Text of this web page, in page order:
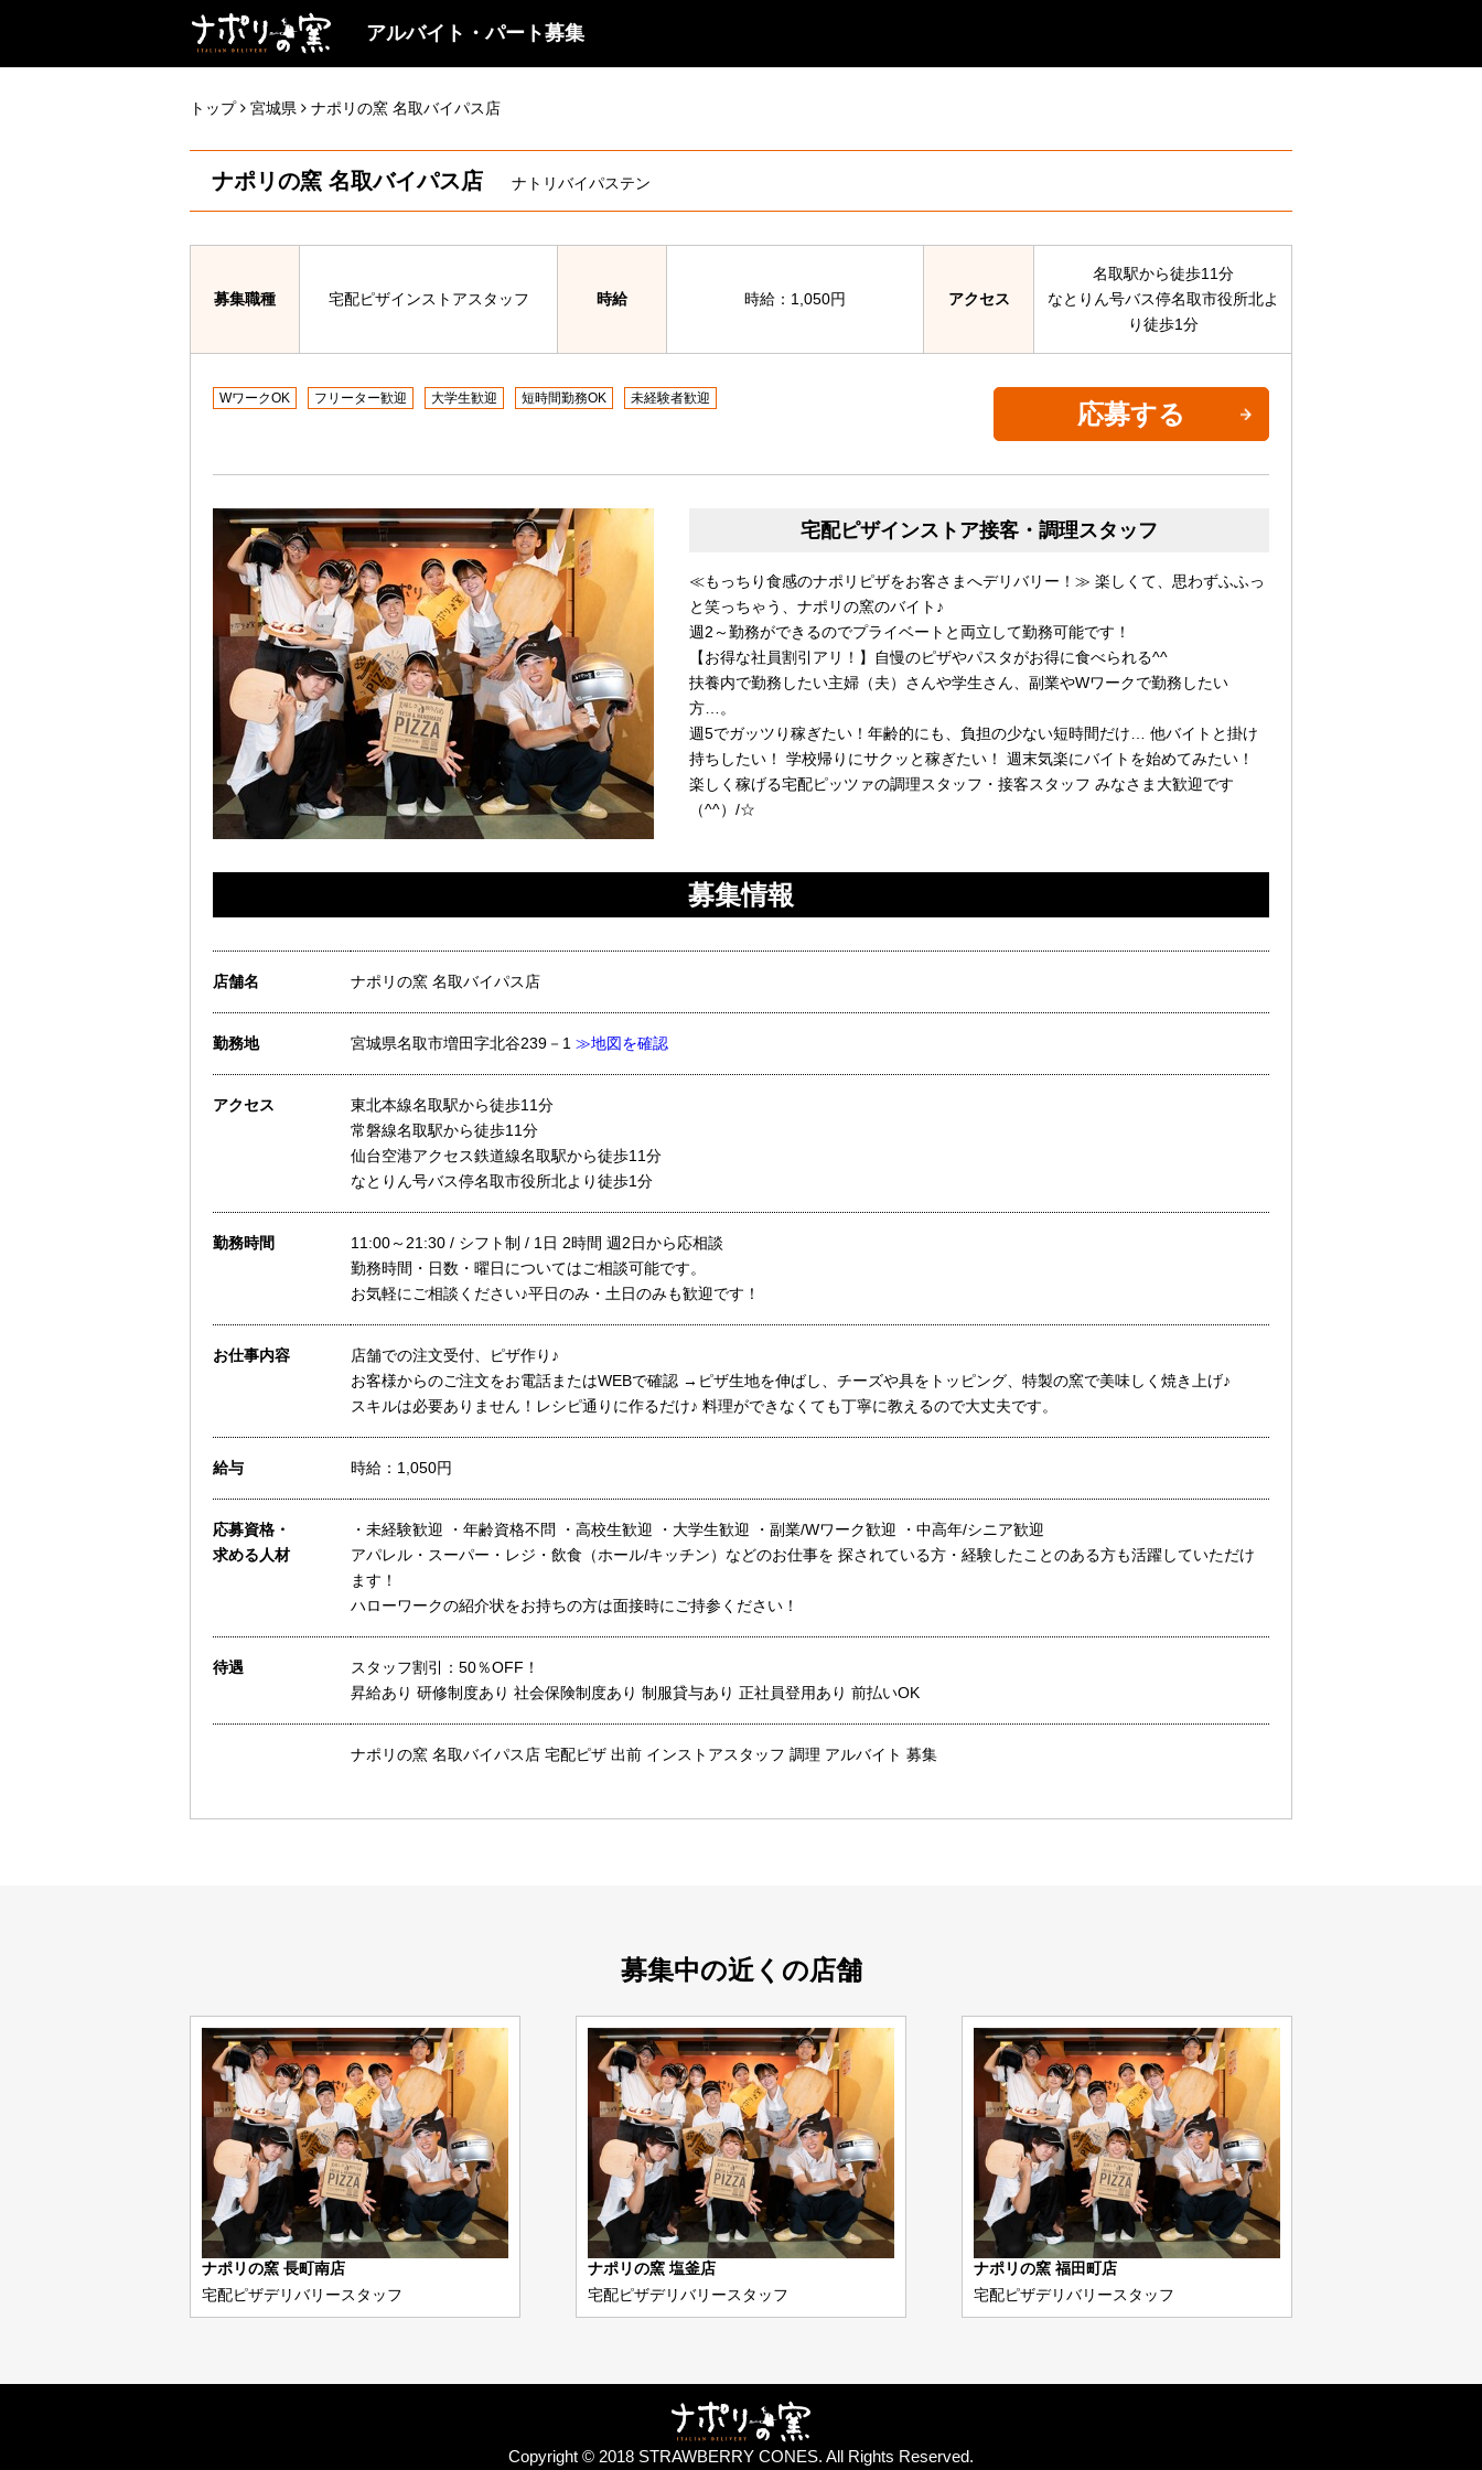
アルバイト・パート募集
トップ 宮城県 ナポリの窯 名取バイパス店
ナポリの窯 名取バイパス店 ナトリバイパステン
募集職種 宅配ピザインストアスタッフ 時給 時給：1,050円 アクセス
名取駅から徒歩11分
なとりん号バス停名取市役所北よ
り徒歩1分
WワークOK フリーター歓迎 大学生歓迎 短時間勤務OK 未経験者歓迎
応募する
宅配ピザインストア接客・調理スタッフ
≪もっちり食感のナポリピザをお客さまへデリバリー！≫ 楽しくて、思わずふふっ
と笑っちゃう、ナポリの窯のバイト♪
週2～勤務ができるのでプライベートと両立して勤務可能です！
【お得な社員割引アリ！】自慢のピザやパスタがお得に食べられる^^
扶養内で勤務したい主婦（夫）さんや学生さん、副業やWワークで勤務したい
方…。
週5でガッツり稼ぎたい！年齢的にも、負担の少ない短時間だけ… 他バイトと掛け
持ちしたい！ 学校帰りにサクッと稼ぎたい！ 週末気楽にバイトを始めてみたい！
楽しく稼げる宅配ピッツァの調理スタッフ・接客スタッフ みなさま大歓迎です
（^^）/☆
募集情報
店舗名 ナポリの窯 名取バイパス店
勤務地 宮城県名取市増田字北谷239－1 ≫地図を確認
アクセス
東北本線名取駅から徒歩11分
常磐線名取駅から徒歩11分
仙台空港アクセス鉄道線名取駅から徒歩11分
なとりん号バス停名取市役所北より徒歩1分
勤務時間
11:00～21:30 / シフト制 / 1日 2時間 週2日から応相談
勤務時間・日数・曜日についてはご相談可能です。
お気軽にご相談ください♪平日のみ・土日のみも歓迎です！
お仕事内容
店舗での注文受付、ピザ作り♪
お客様からのご注文をお電話またはWEBで確認 →ピザ生地を伸ばし、チーズや具をトッピング、特製の窯で美味しく焼き上げ♪
スキルは必要ありません！レシピ通りに作るだけ♪ 料理ができなくても丁寧に教えるので大丈夫です。
給与 時給：1,050円
応募資格・
求める人材
・未経験歓迎 ・年齢資格不問 ・高校生歓迎 ・大学生歓迎 ・副業/Wワーク歓迎 ・中高年/シニア歓迎
アパレル・スーパー・レジ・飲食（ホール/キッチン）などのお仕事を 探されている方・経験したことのある方も活躍していただけ
ます！
ハローワークの紹介状をお持ちの方は面接時にご持参ください！
待遇
スタッフ割引：50％OFF！
昇給あり 研修制度あり 社会保険制度あり 制服貸与あり 正社員登用あり 前払いOK
ナポリの窯 名取バイパス店 宅配ピザ 出前 インストアスタッフ 調理 アルバイト 募集
募集中の近くの店舗
ナポリの窯 長町南店
宅配ピザデリバリースタッフ
ナポリの窯 塩釜店
宅配ピザデリバリースタッフ
ナポリの窯 福田町店
宅配ピザデリバリースタッフ
Copyright © 2018 STRAWBERRY CONES. All Rights Reserved.